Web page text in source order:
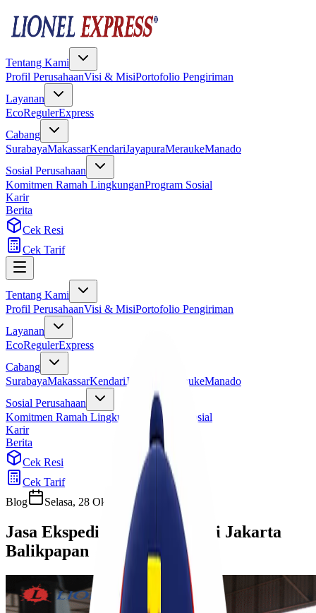
Tentang Kami
Profil PerusahaanVisi & MisiPortofolio Pengiriman
Layanan
EcoRegulerExpress
Cabang
SurabayaMakassarKendariJayapuraMeraukeManado
Sosial Perusahaan
Komitmen Ramah LingkunganProgram Sosial
Karir
Berita
Cek Resi
Cek Tarif
Tentang Kami
Profil PerusahaanVisi & MisiPortofolio Pengiriman
Layanan
EcoRegulerExpress
Cabang
SurabayaMakassarKendariJayapura MeraukeManado
Sosial Perusahaan
Komitmen Ramah Lingkungan
Program Sosial
Karir
Berita
Cek Resi
Cek Tarif
Blog
Selasa, 28 Oktober 2025 Sherly
Jasa Ekspedisi Sehari Sampai Jakarta
Balikpapan